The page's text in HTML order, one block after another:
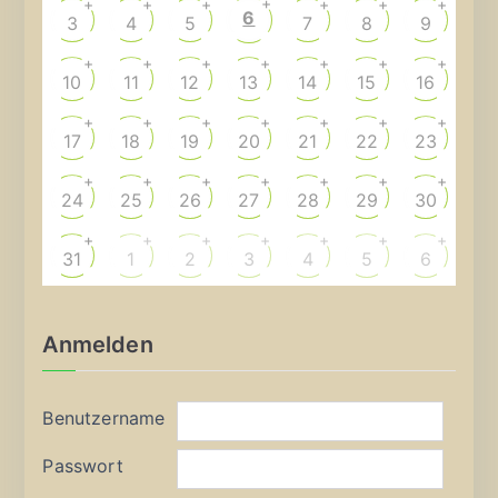
3
+
4
+
5
+
6 7
+
8
+
9
+
10
+
11
+
12
+
13
+
14
+
15
+
16
+
17
+
18
+
19
+
20
+
21
+
22
+
23
+
24
+
25
+
26
+
27
+
28
+
29
+
30
+
31
+
1
+
2
+
3
+
4
+
5
+
6
+
Anmelden
Benutzername
Passwort